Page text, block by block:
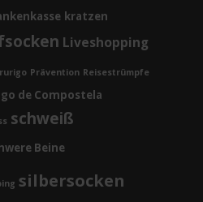
kratzen
Liveshopping
Prävention Reisestrümpfe
de Compostela
schweiß
Beine
silbersocken